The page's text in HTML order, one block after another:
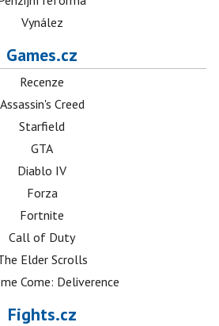
Vynález
Games.cz
Recenze
Assassin's Creed
Starfield
GTA
Diablo IV
Forza
Fortnite
Call of Duty
Elder Scrolls
Come: Deliverence
Fights.cz